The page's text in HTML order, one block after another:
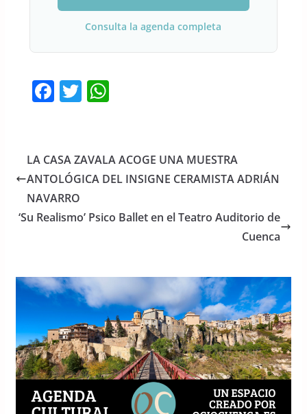
Consulta la agenda completa
F
e
b
o
o
T
er
W
s
A
p
LA CASA ZAVALA ACOGE UNA MUESTRA
ANTOLÓGICA DEL INSIGNE CERAMISTA ADRIÁN
NAVARRO
‘Su Realismo’ Psico Ballet en el Teatro Auditorio de
Cuenca